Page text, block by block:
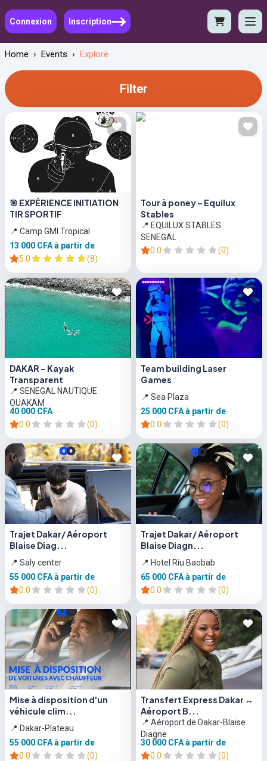
Connexion Inscription
Home › Events › Explore
Filter
🎯 EXPÉRIENCE INITIATION
TIR SPORTIF
📍 Camp GMI Tropical
13 000 CFAà partir de
5.0
(8)
Tour à poney – Equilux
Stables
📍 EQUILUX STABLES
SENEGAL
0.0
(0)
DAKAR – Kayak
Transparent
📍 SENEGAL NAUTIQUE
OUAKAM
40 000 CFA
0.0
(0)
Team building Laser
Games
📍 Sea Plaza
25 000 CFAà partir de
0.0
(0)
Trajet Dakar/ Aéroport
Blaise Diag...
📍 Saly center
55 000 CFAà partir de
0.0
(0)
Trajet Dakar/ Aéroport
Blaise Diagn...
📍 Hotel Riu Baobab
65 000 CFAà partir de
0.0
(0)
Mise à disposition d'un
véhicule clim...
📍 Dakar-Plateau
55 000 CFAà partir de
0.0
(0)
Transfert Express Dakar ↔
Aéroport B...
📍 Aéroport de Dakar-Blaise
Diagne
30 000 CFAà partir de
0.0
(0)